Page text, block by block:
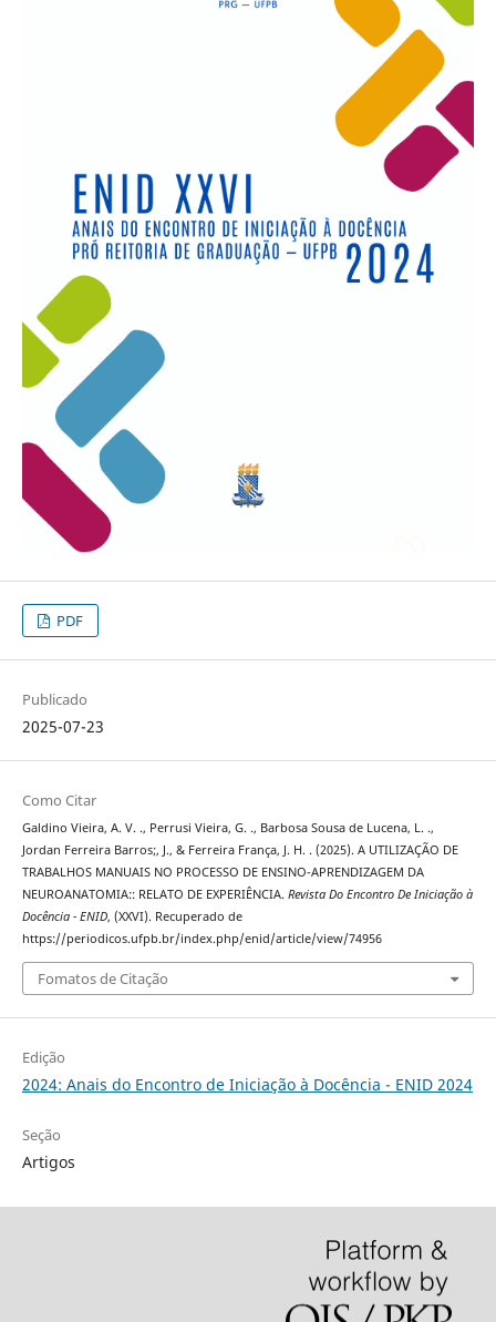
PDF
Publicado
2025-07-23
Como Citar
Galdino Vieira, A. V. ., Perrusi Vieira, G. ., Barbosa Sousa de Lucena, L. .,
Jordan Ferreira Barros;, J., & Ferreira França, J. H. . (2025). A UTILIZAÇÃO DE
TRABALHOS MANUAIS NO PROCESSO DE ENSINO-APRENDIZAGEM DA
NEUROANATOMIA:: RELATO DE EXPERIÊNCIA. Revista Do Encontro De Iniciação à
Docência - ENID, (XXVI). Recuperado de
https://periodicos.ufpb.br/index.php/enid/article/view/74956
Fomatos de Citação
Edição
2024: Anais do Encontro de Iniciação à Docência - ENID 2024
Seção
Artigos